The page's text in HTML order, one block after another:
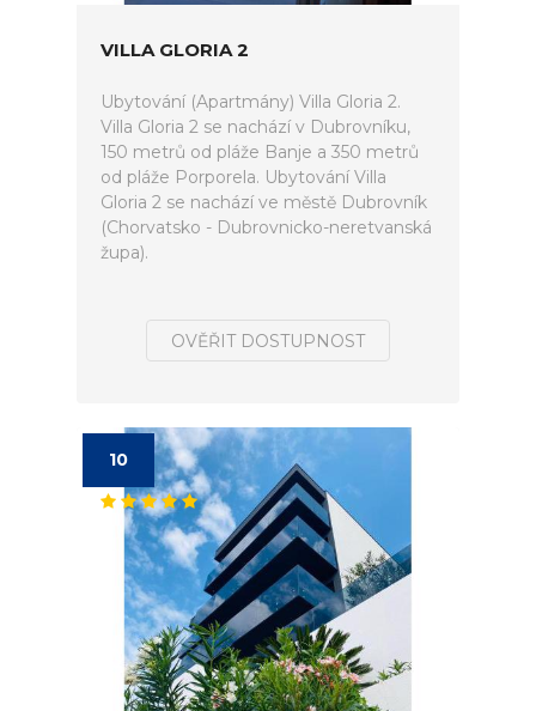
VILLA GLORIA 2
Ubytování (Apartmány) Villa Gloria 2.
Villa Gloria 2 se nachází v Dubrovníku,
150 metrů od pláže Banje a 350 metrů
od pláže Porporela. Ubytování Villa
Gloria 2 se nachází ve městě Dubrovník
(Chorvatsko - Dubrovnicko-neretvanská
župa).
OVĚŘIT DOSTUPNOST
10